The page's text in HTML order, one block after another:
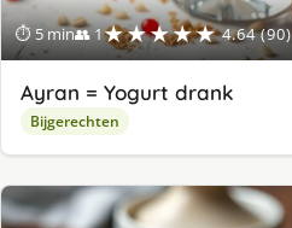
⏱ 5 min👥 1★★★★★ 4.64 (90)
Ayran = Yogurt drank
Bijgerechten